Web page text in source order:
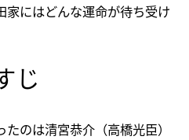
家にはどんな運命が待ち受け
じ
たのは清宮恭介（高橋光臣）